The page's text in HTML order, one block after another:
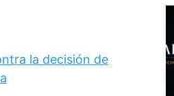
la decisión de